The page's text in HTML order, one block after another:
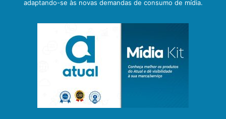
adaptando-se às novas demandas de consumo de mídia.